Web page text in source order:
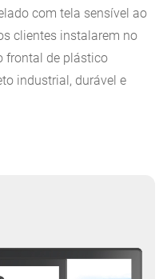
com tela sensível ao
clientes instalarem no
frontal de plástico
industrial, durável e